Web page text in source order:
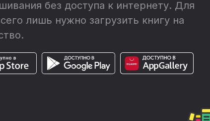
без доступа к интернету. Для
лишь нужно загрузить книгу на